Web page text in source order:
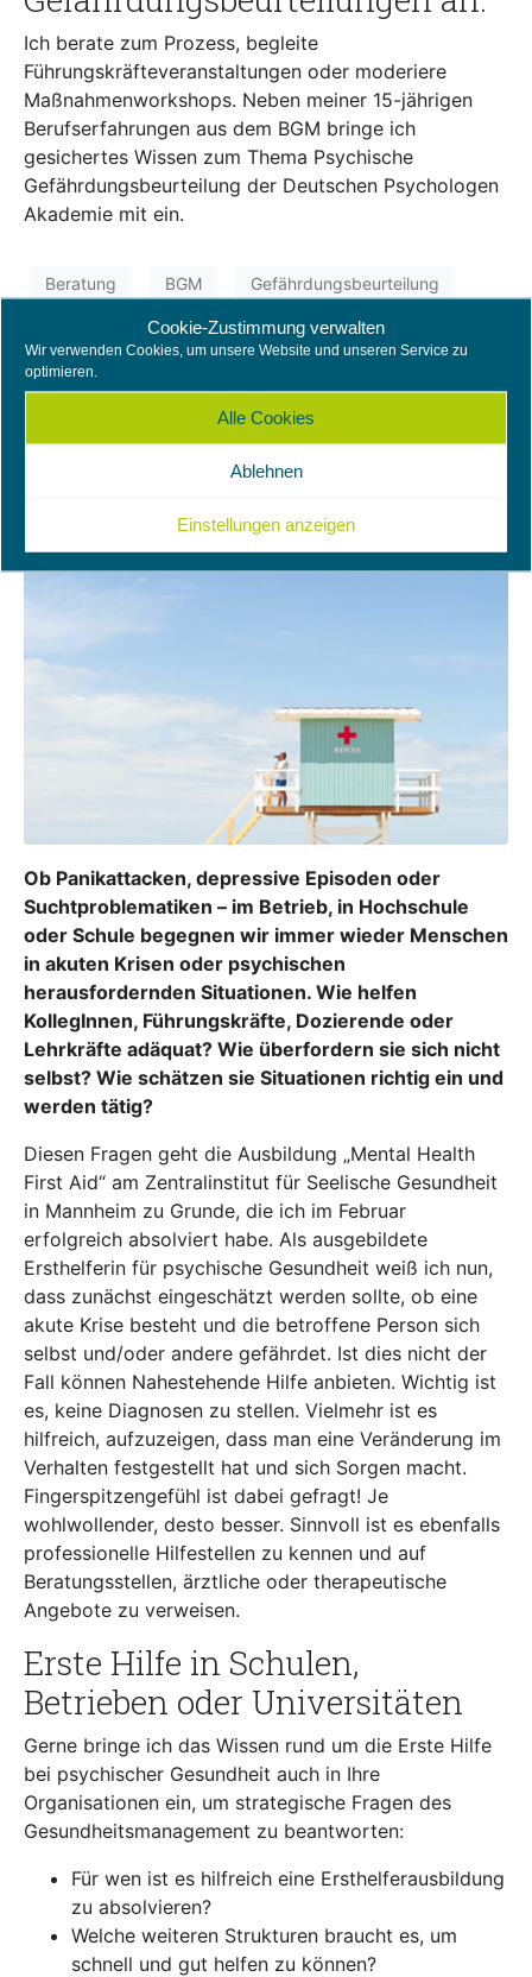
Cookie-Zustimmung verwalten
Wir verwenden Cookies, um unsere Website und unseren Service zu
optimieren.
Alle Cookies
Ablehnen
Einstellungen anzeigen
Ich berate zum Prozess, begleite
Führungskräfteveranstaltungen oder moderiere
Maßnahmenworkshops. Neben meiner 15-jährigen
Berufserfahrungen aus dem BGM bringe ich
gesichertes Wissen zum Thema Psychische
Gefährdungsbeurteilung der Deutschen Psychologen
Akademie mit ein.
Beratung BGM Gefährdungsbeurteilung
Workshop
Erste Hilfe für die
psychische Gesundheit
Ob Panikattacken, depressive Episoden oder
Suchtproblematiken – im Betrieb, in Hochschule
oder Schule begegnen wir immer wieder Menschen
in akuten Krisen oder psychischen
herausfordernden Situationen. Wie helfen
KollegInnen, Führungskräfte, Dozierende oder
Lehrkräfte adäquat? Wie überfordern sie sich nicht
selbst? Wie schätzen sie Situationen richtig ein und
werden tätig?
Diesen Fragen geht die Ausbildung „Mental Health
First Aid“ am Zentralinstitut für Seelische Gesundheit
in Mannheim zu Grunde, die ich im Februar
erfolgreich absolviert habe. Als ausgebildete
Ersthelferin für psychische Gesundheit weiß ich nun,
dass zunächst eingeschätzt werden sollte, ob eine
akute Krise besteht und die betroffene Person sich
selbst und/oder andere gefährdet. Ist dies nicht der
Fall können Nahestehende Hilfe anbieten. Wichtig ist
es, keine Diagnosen zu stellen. Vielmehr ist es
hilfreich, aufzuzeigen, dass man eine Veränderung im
Verhalten festgestellt hat und sich Sorgen macht.
Fingerspitzengefühl ist dabei gefragt! Je
wohlwollender, desto besser. Sinnvoll ist es ebenfalls
professionelle Hilfestellen zu kennen und auf
Beratungsstellen, ärztliche oder therapeutische
Angebote zu verweisen.
Erste Hilfe in Schulen,
Betrieben oder Universitäten
Gerne bringe ich das Wissen rund um die Erste Hilfe
bei psychischer Gesundheit auch in Ihre
Organisationen ein, um strategische Fragen des
Gesundheitsmanagement zu beantworten:
Für wen ist es hilfreich eine Ersthelferausbildung
zu absolvieren?
Welche weiteren Strukturen braucht es, um
schnell und gut helfen zu können?